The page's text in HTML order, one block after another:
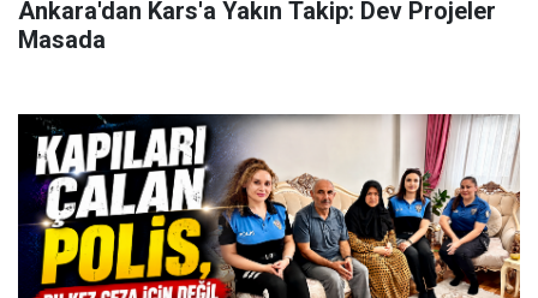
Ankara'dan Kars'a Yakın Takip: Dev Projeler
Masada